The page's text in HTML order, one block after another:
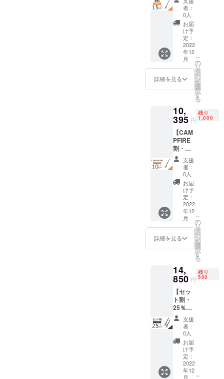
た場
合、製
造工程
上の都
合等に
より出
荷時期
が遅れ
る場合
がござ
承くだ
さい。
×1 ■
シャベ
ル保護
カバー
×1 ■収
納バッ
グ×1 ■
ショル
ダース
トラッ
■調整用
レンチ
×1 ■日
本語取
扱説明
書×1 ※
ご支援
の数が
想定を
上回っ
た場
合、製
造工程
上の都
合等に
より出
荷時期
いま
す。予
めご了
承くだ
さい。
NexToo
l多機能
シャベ
ル（Lサ
イズ）
× 1 一般
販売予
定価格
11,550
円 →
9,818円
（税・
込）
【内
容】 ■
多機能
シャベ
ル（Lサ
イズ）
×1 ■
シャベ
ル保護
カバー
×1 ■収
納バッ
グ×1 ■
ショル
ダース
トラッ
■調整用
レンチ
×1 ■日
本語取
扱説明
書×1 ※
ご支援
の数が
想定を
上回っ
た場
合、製
造工程
上の都
者：
0人
お届
け予
定：
2022
年12
月
詳細を見る
こ
の
リ
タ
ー
ン
を
選
択
す
る
10,
395 円
残り
1,000
【CAM
PFIRE
割・
10％OF
F】
NexToo
l多機能
シャベ
ル（Lサ
イズ）
× 1 一般
販売予
定価格
11,550
円 →
10,395
（税・
送料
込）
【内
容】 ■
多機能
シャベ
ル（Lサ
イズ）
×1 ■
シャベ
ル保護
カバー
×1 ■収
支援
者：
0人
お届
け予
定：
2022
年12
月
詳細を見る
こ
の
リ
タ
ー
ン
を
選
択
す
る
14,
850 円
残り
500
【セッ
ト割・
25％OF
F】
NexToo
l多機能
シャベ
ル（M
サイ
ズ） × 2
一般販
支援
者：
0人
お届
け予
定：
2022
年12
月